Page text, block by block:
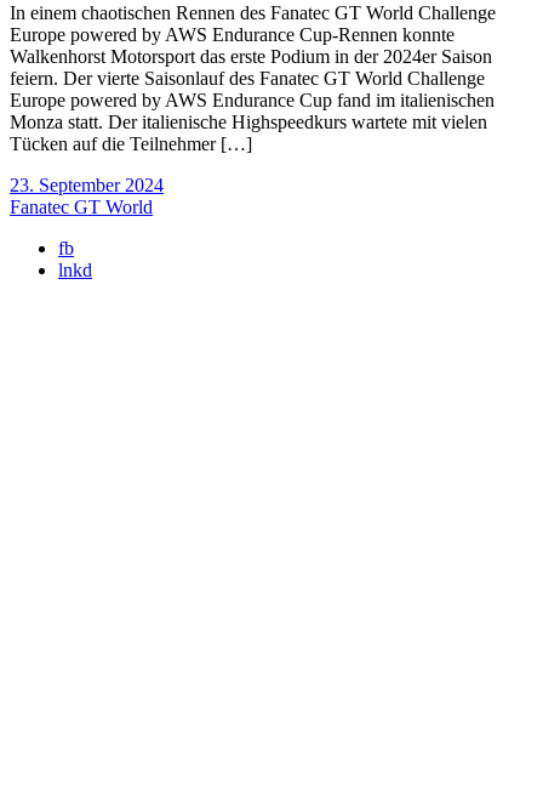
In einem chaotischen Rennen des Fanatec GT World Challenge
Europe powered by AWS Endurance Cup-Rennen konnte
Walkenhorst Motorsport das erste Podium in der 2024er Saison
feiern. Der vierte Saisonlauf des Fanatec GT World Challenge
Europe powered by AWS Endurance Cup fand im italienischen
Monza statt. Der italienische Highspeedkurs wartete mit vielen
Tücken auf die Teilnehmer […]
23. September 2024
Fanatec GT World
fb
lnkd